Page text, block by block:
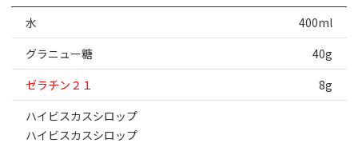
水
400ml
グラニュー糖
40g
ゼラチン２１
8g
ハイビスカスシロップ
ハイビスカスシロップ